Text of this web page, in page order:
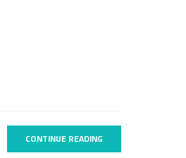
CONTINUE READING